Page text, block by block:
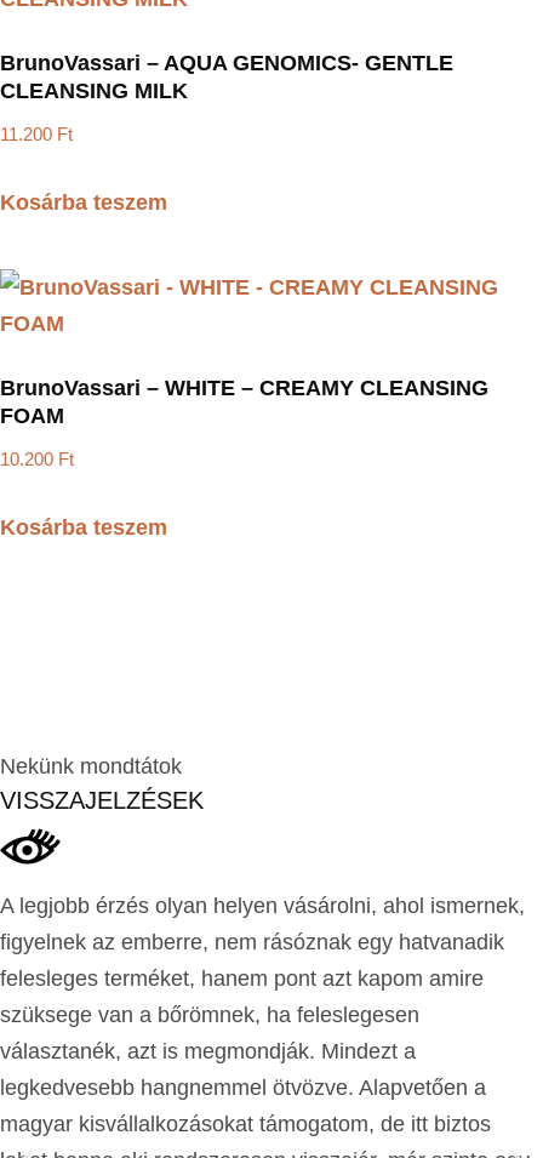
BrunoVassari – AQUA GENOMICS- GENTLE
CLEANSING MILK
11.200 Ft
Kosárba teszem
BrunoVassari – WHITE – CREAMY CLEANSING
FOAM
10.200 Ft
Kosárba teszem
Nekünk mondtátok
VISSZAJELZÉSEK
A legjobb érzés olyan helyen vásárolni, ahol ismernek,
figyelnek az emberre, nem rásóznak egy hatvanadik
felesleges terméket, hanem pont azt kapom amire
szüksege van a bőrömnek, ha feleslegesen
választanék, azt is megmondják. Mindezt a
legkedvesebb hangnemmel ötvözve. Alapvetően a
magyar kisvállalkozásokat támogatom, de itt biztos